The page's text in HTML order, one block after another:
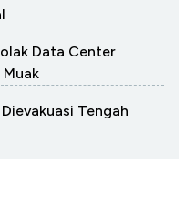
Data Center
Muak
Tengah